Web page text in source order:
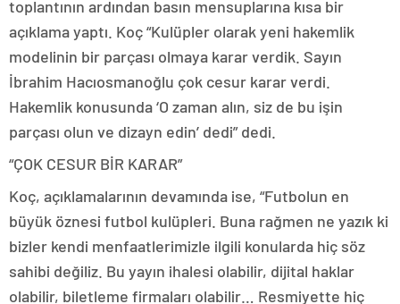
toplantının ardından basın mensuplarına kısa bir
açıklama yaptı. Koç “Kulüpler olarak yeni hakemlik
modelinin bir parçası olmaya karar verdik. Sayın
İbrahim Hacıosmanoğlu çok cesur karar verdi.
Hakemlik konusunda ‘O zaman alın, siz de bu işin
parçası olun ve dizayn edin’ dedi” dedi.
“ÇOK CESUR BİR KARAR”
Koç, açıklamalarının devamında ise, “Futbolun en
büyük öznesi futbol kulüpleri. Buna rağmen ne yazık ki
bizler kendi menfaatlerimizle ilgili konularda hiç söz
sahibi değiliz. Bu yayın ihalesi olabilir, dijital haklar
olabilir, biletleme firmaları olabilir… Resmiyette hiç